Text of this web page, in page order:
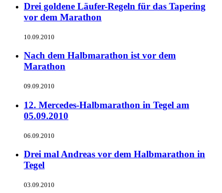
Drei goldene Läufer-Regeln für das Tapering
vor dem Marathon
10.09.2010
Nach dem Halbmarathon ist vor dem
Marathon
09.09.2010
12. Mercedes-Halbmarathon in Tegel am
05.09.2010
06.09.2010
Drei mal Andreas vor dem Halbmarathon in
Tegel
03.09.2010